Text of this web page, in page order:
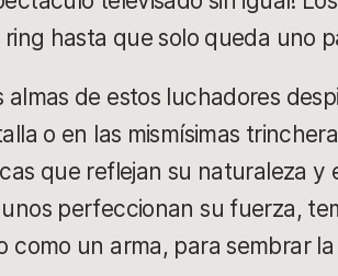
ring hasta que solo queda uno
almas de estos luchadores
o en las mismísimas
que reflejan su naturaleza y
perfeccionan su fuerza,
como un arma, para sembrar